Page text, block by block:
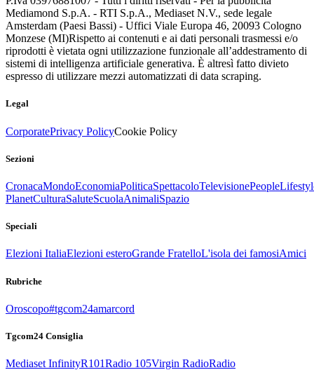
Mediamond S.p.A. - RTI S.p.A., Mediaset N.V., sede legale
Amsterdam (Paesi Bassi) - Uffici Viale Europa 46, 20093 Cologno
Monzese (MI)Rispetto ai contenuti e ai dati personali trasmessi e/o
riprodotti è vietata ogni utilizzazione funzionale all’addestramento di
sistemi di intelligenza artificiale generativa. È altresì fatto divieto
espresso di utilizzare mezzi automatizzati di data scraping.
Legal
CorporatePrivacy PolicyCookie Policy
Sezioni
CronacaMondoEconomiaPoliticaSpettacoloTelevisionePeople
PlanetCulturaSaluteScuolaAnimaliSpazio
Speciali
Elezioni ItaliaElezioni esteroGrande FratelloL'isola dei famosiAmici
Rubriche
Oroscopo#tgcom24amarcord
Tgcom24 Consiglia
Mediaset InfinityR101Radio 105Virgin RadioRadio